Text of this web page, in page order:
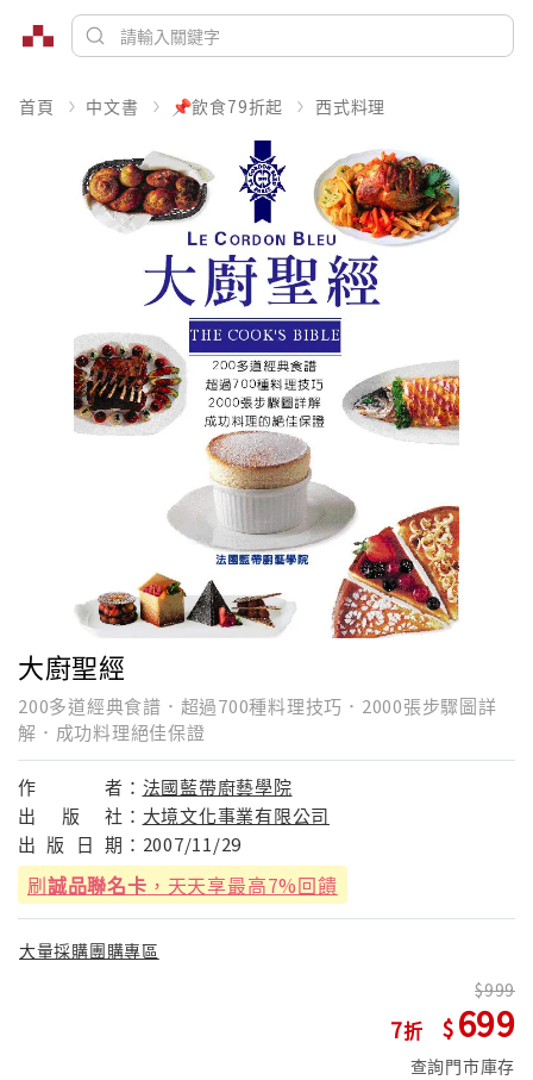
首頁 中文書 📌飲食79折起 西式料理
大廚聖經
200多道經典食譜．超過700種料理技巧．2000張步驟圖詳
解．成功料理絕佳保證
作 者： 法國藍帶廚藝學院
出
版 社： 大境文化事業有限公司
出 版 日 期： 2007/11/29
刷誠品聯名卡 ，天天享最高7%回饋
大量採購團購專區
7
999
699
查詢門市庫存